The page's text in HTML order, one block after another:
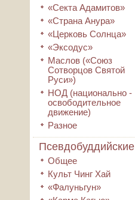
«Секта Адамитов»
«Страна Анура»
«Церковь Солнца»
«Эксодус»
Маслов («Союз
Сотворцов Святой
Руси»)
НОД (национально -
освободительное
движение)
Разное
Псевдобуддийские
Общее
Культ Чинг Хай
«Фалуньгун»